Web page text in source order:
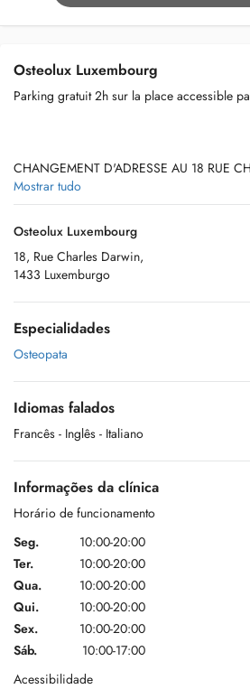
Osteolux Luxembourg
Parking gratuit 2h sur la place accessible
CHANGEMENT D'ADRESSE AU 18 RUE
LUXEMBOURG.
Mostrar tudo
Osteolux Luxembourg
18, Rue Charles Darwin,
1433 Luxemburgo
Especialidades
Osteopata
Idiomas falados
Francês - Inglês - Italiano
Informações da clínica
Horário de funcionamento
Seg.
10:00-20:00
Ter.
10:00-20:00
Qua.
10:00-20:00
Qui.
10:00-20:00
Sex.
10:00-20:00
Sáb.
10:00-17:00
Acessibilidade